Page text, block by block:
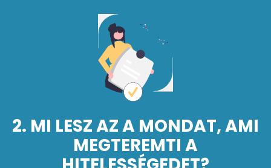
2. MI LESZ AZ A MONDAT, AMI
MEGTEREMTI A